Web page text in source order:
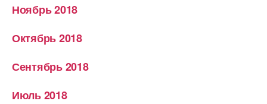
Ноябрь 2018
Октябрь 2018
Сентябрь 2018
Июль 2018